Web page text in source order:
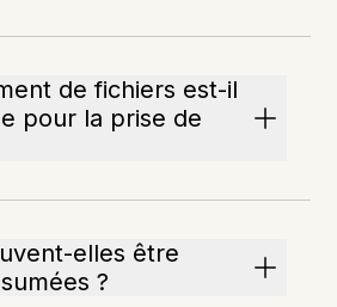
de fichiers est-il
pour la prise de
elles être
?